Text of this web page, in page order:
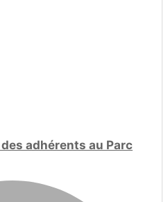
adhérents au Parc